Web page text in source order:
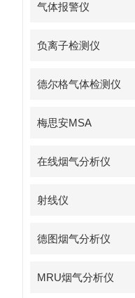
气体报警仪
负离子检测仪
德尔格气体检测仪
梅思安MSA
在线烟气分析仪
射线仪
德图烟气分析仪
MRU烟气分析仪